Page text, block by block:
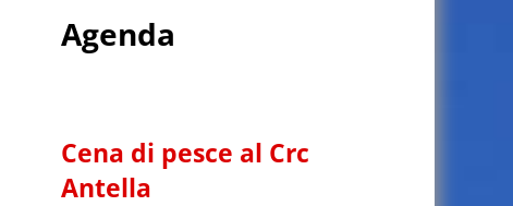
Agenda
Cena di pesce al Crc
Antella